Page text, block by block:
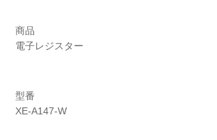
商品
電子レジスター
型番
XE-A147-W